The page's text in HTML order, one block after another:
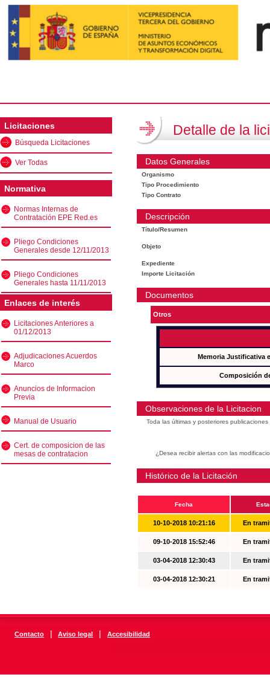
Licitaciones
Búsqueda Licitaciones
Ver Todas
Normativa
Normas Internas de
Contratación EPE Red.es
Pliego Condiciones
Generales desde 12/11/2013
Pliego Condiciones
Generales hasta 11/11/2013
Enlaces de interés
Licitaciones Anteriores a
01/12/2013
Adjudicaciones Acuerdos
Marco
Anuncios de Informacion
Previa
Manual de Usuario
Cert. de composicion de las
mesas de contratacion
Detalle de la
Datos Generales
Organismo
Tipo Procedimiento
Tipo Contrato
Descripción
Título/Resumen
Objeto
Expediente
Importe Licitación
Documentos
Otros
Memoria Justificativa
Composición
Observaciones de la Licitacion
Toda las últimas y posteriores
¿Desea recibir alertas con las
Histórico de la Licitación
Fecha
10-10-2018 10:21:16 En
09-10-2018 15:52:46 En
03-04-2018 12:30:43 En
03-04-2018 12:30:21 En
Contacto | Aviso legal | Accesibilidad